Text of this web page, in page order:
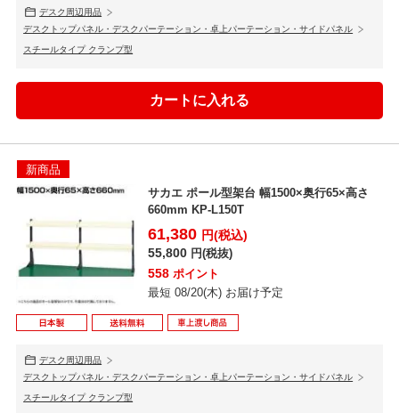
デスク周辺用品
デスクトップパネル・デスクパーテーション・卓上パーテーション・サイドパネル
スチールタイプ クランプ型
新商品
サカエ ポール型架台 幅1500×奥行65×高さ
660mm KP-L150T
61,380 円(税込)
55,800 円(税抜)
558 ポイント
最短 08/20(木) お届け予定
デスク周辺用品
デスクトップパネル・デスクパーテーション・卓上パーテーション・サイドパネル
スチールタイプ クランプ型